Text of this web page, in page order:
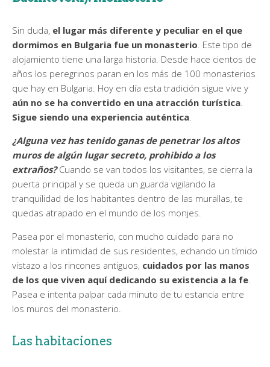
Sin duda, el lugar más diferente y peculiar en el que
dormimos en Bulgaria fue un monasterio. Este tipo de
alojamiento tiene una larga historia. Desde hace cientos de
años los peregrinos paran en los más de 100 monasterios
que hay en Bulgaria. Hoy en día esta tradición sigue vive y
aún no se ha convertido en una atracción turística.
Sigue siendo una experiencia auténtica.
¿Alguna vez has tenido ganas de penetrar los altos
muros de algún lugar secreto, prohibido a los
extraños? Cuando se van todos los visitantes, se cierra la
puerta principal y se queda un guarda vigilando la
tranquilidad de los habitantes dentro de las murallas, te
quedas atrapado en el mundo de los monjes.
Pasea por el monasterio, con mucho cuidado para no
molestar la intimidad de sus residentes, echando un tímido
vistazo a los rincones antiguos, cuidados por las manos
de los que viven aquí dedicando su existencia a la fe.
Pasea e intenta palpar cada minuto de tu estancia entre
los muros del monasterio.
Las habitaciones